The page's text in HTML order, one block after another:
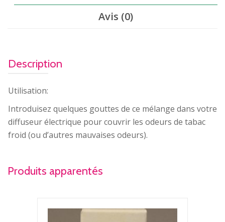
Avis (0)
Description
Utilisation:
Introduisez quelques gouttes de ce mélange dans votre
diffuseur électrique pour couvrir les odeurs de tabac
froid (ou d’autres mauvaises odeurs).
Produits apparentés